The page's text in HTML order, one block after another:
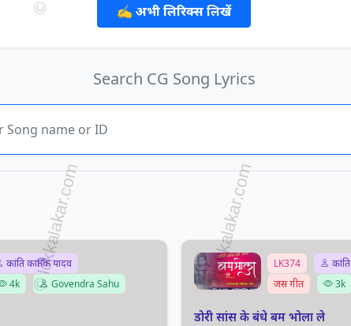
✍️ अभी लिरिक्स लिखें
Search CG Song Lyrics
कांति कार्तिक यादव
4k Govendra Sahu
LK374
जस गीत
3k
डोरी सांस के बंधे बम भोला ले